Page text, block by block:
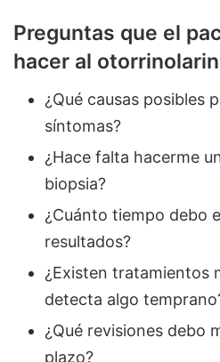
Preguntas que el
hacer al
¿Qué causas posibles
síntomas?
¿Hace falta hacerme
biopsia?
¿Cuánto tiempo debo
resultados?
¿Existen tratamientos
detecta algo
¿Qué revisiones debo
plazo?